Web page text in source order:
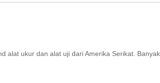
alat ukur dan alat uji dari Amerika Serikat.